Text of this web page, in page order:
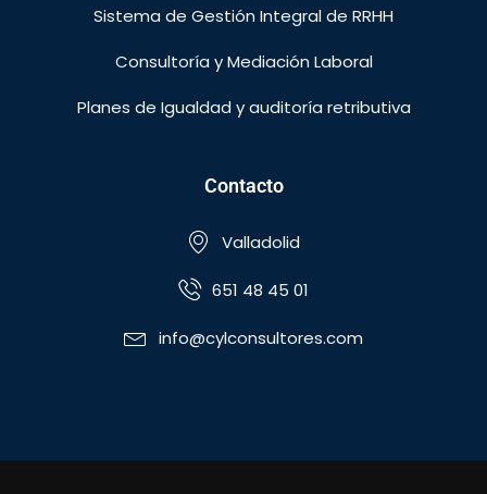
Sistema de Gestión Integral de RRHH
Consultoría y Mediación Laboral
Planes de Igualdad y auditoría retributiva
Contacto
Valladolid
651 48 45 01
info@cylconsultores.com